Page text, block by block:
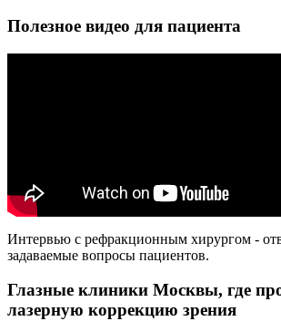
Полезное видео для пациента
Интервью с рефракционным хирургом -
задаваемые вопросы пациентов.
Глазные клиники Москвы, где
лазерную коррекцию зрения